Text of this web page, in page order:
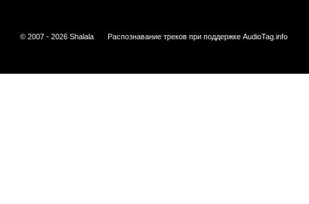
© 2007 - 2026 Shalala Распознавание треков при поддержке AudioTag.info